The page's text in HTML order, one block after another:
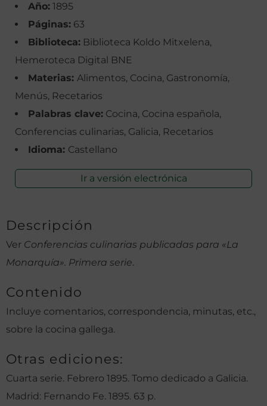
Año: 1895
Páginas: 63
Biblioteca: Biblioteca Koldo Mitxelena,
Hemeroteca Digital BNE
Materias: Alimentos, Cocina, Gastronomía,
Menús, Recetarios
Palabras clave: Cocina, Cocina española,
Conferencias culinarias, Galicia, Recetarios
Idioma: Castellano
Ir a versión electrónica
Descripción
Ver Conferencias culinarias publicadas para «La
Monarquía». Primera serie.
Contenido
Incluye comentarios, correspondencia, minutas, etc.,
sobre la cocina gallega.
Otras ediciones:
Cuarta serie. Febrero 1895. Tomo dedicado a Galicia.
Madrid: Fernando Fe. 1895. 63 p.